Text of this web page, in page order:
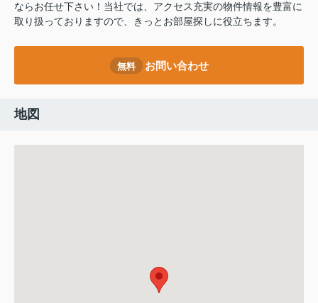
ならお任せ下さい！当社では、アクセス充実の物件情報を豊富に
取り扱っておりますので、きっとお部屋探しに役立ちます。
無料 お問い合わせ
地図